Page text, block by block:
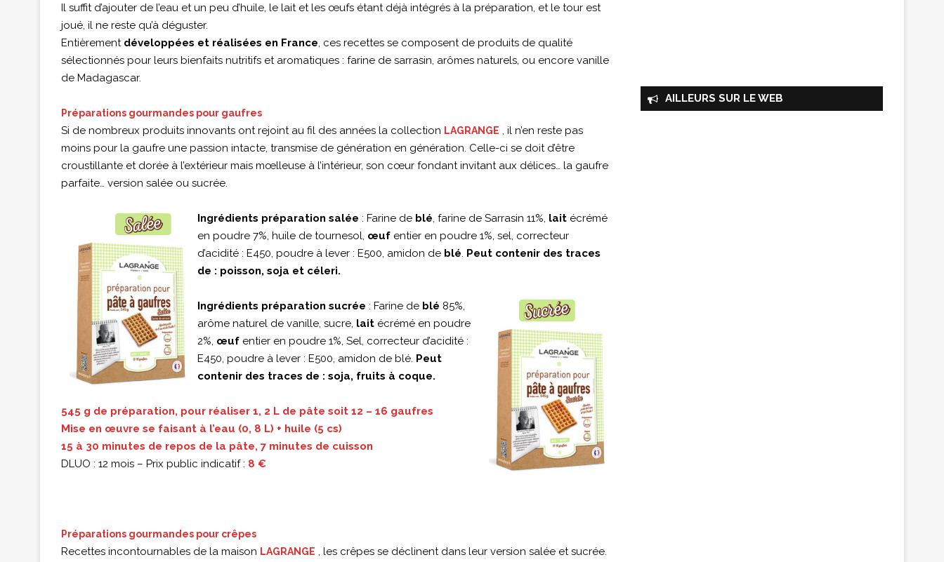
Il suffit d’ajouter de l’eau et un peu d’huile, le lait et les œufs étant déjà intégrés à la préparation, et le tour est
joué, il ne reste qu’à déguster.
Entièrement développées et réalisées en France, ces recettes se composent de produits de qualité
sélectionnés pour leurs bienfaits nutritifs et aromatiques : farine de sarrasin, arômes naturels, ou encore vanille
de Madagascar.
Préparations gourmandes pour gaufres
Si de nombreux produits innovants ont rejoint au fil des années la collection LAGRANGE , il n’en reste pas
moins pour la gaufre une passion intacte, transmise de génération en génération. Celle-ci se doit d’être
croustillante et dorée à l’extérieur mais mœlleuse à l’intérieur, son cœur fondant invitant aux délices… la gaufre
parfaite… version salée ou sucrée.
Ingrédients préparation salée : Farine de blé, farine de Sarrasin 11%, lait écrémé
en poudre 7%, huile de tournesol, œuf entier en poudre 1%, sel, correcteur
d’acidité : E450, poudre à lever : E500, amidon de blé. Peut contenir des traces
de : poisson, soja et céleri.
Ingrédients préparation sucrée : Farine de blé 85%,
arôme naturel de vanille, sucre, lait écrémé en poudre
2%, œuf entier en poudre 1%, Sel, correcteur d’acidité :
E450, poudre à lever : E500, amidon de blé. Peut
contenir des traces de : soja, fruits à coque.
545 g de préparation, pour réaliser 1, 2 L de pâte soit 12 – 16 gaufres
Mise en œuvre se faisant à l’eau (0, 8 L) + huile (5 cs)
15 à 30 minutes de repos de la pâte, 7 minutes de cuisson
DLUO : 12 mois – Prix public indicatif : 8 €
Préparations gourmandes pour crêpes
Recettes incontournables de la maison LAGRANGE , les crêpes se déclinent dans leur version salée et sucrée.
AILLEURS SUR LE WEB